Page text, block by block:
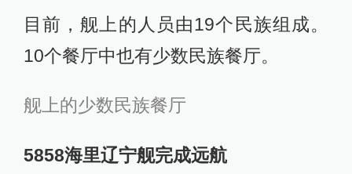
目前，舰上的人员由19个民族组成。
10个餐厅中也有少数民族餐厅。
舰上的少数民族餐厅
5858海里辽宁舰完成远航